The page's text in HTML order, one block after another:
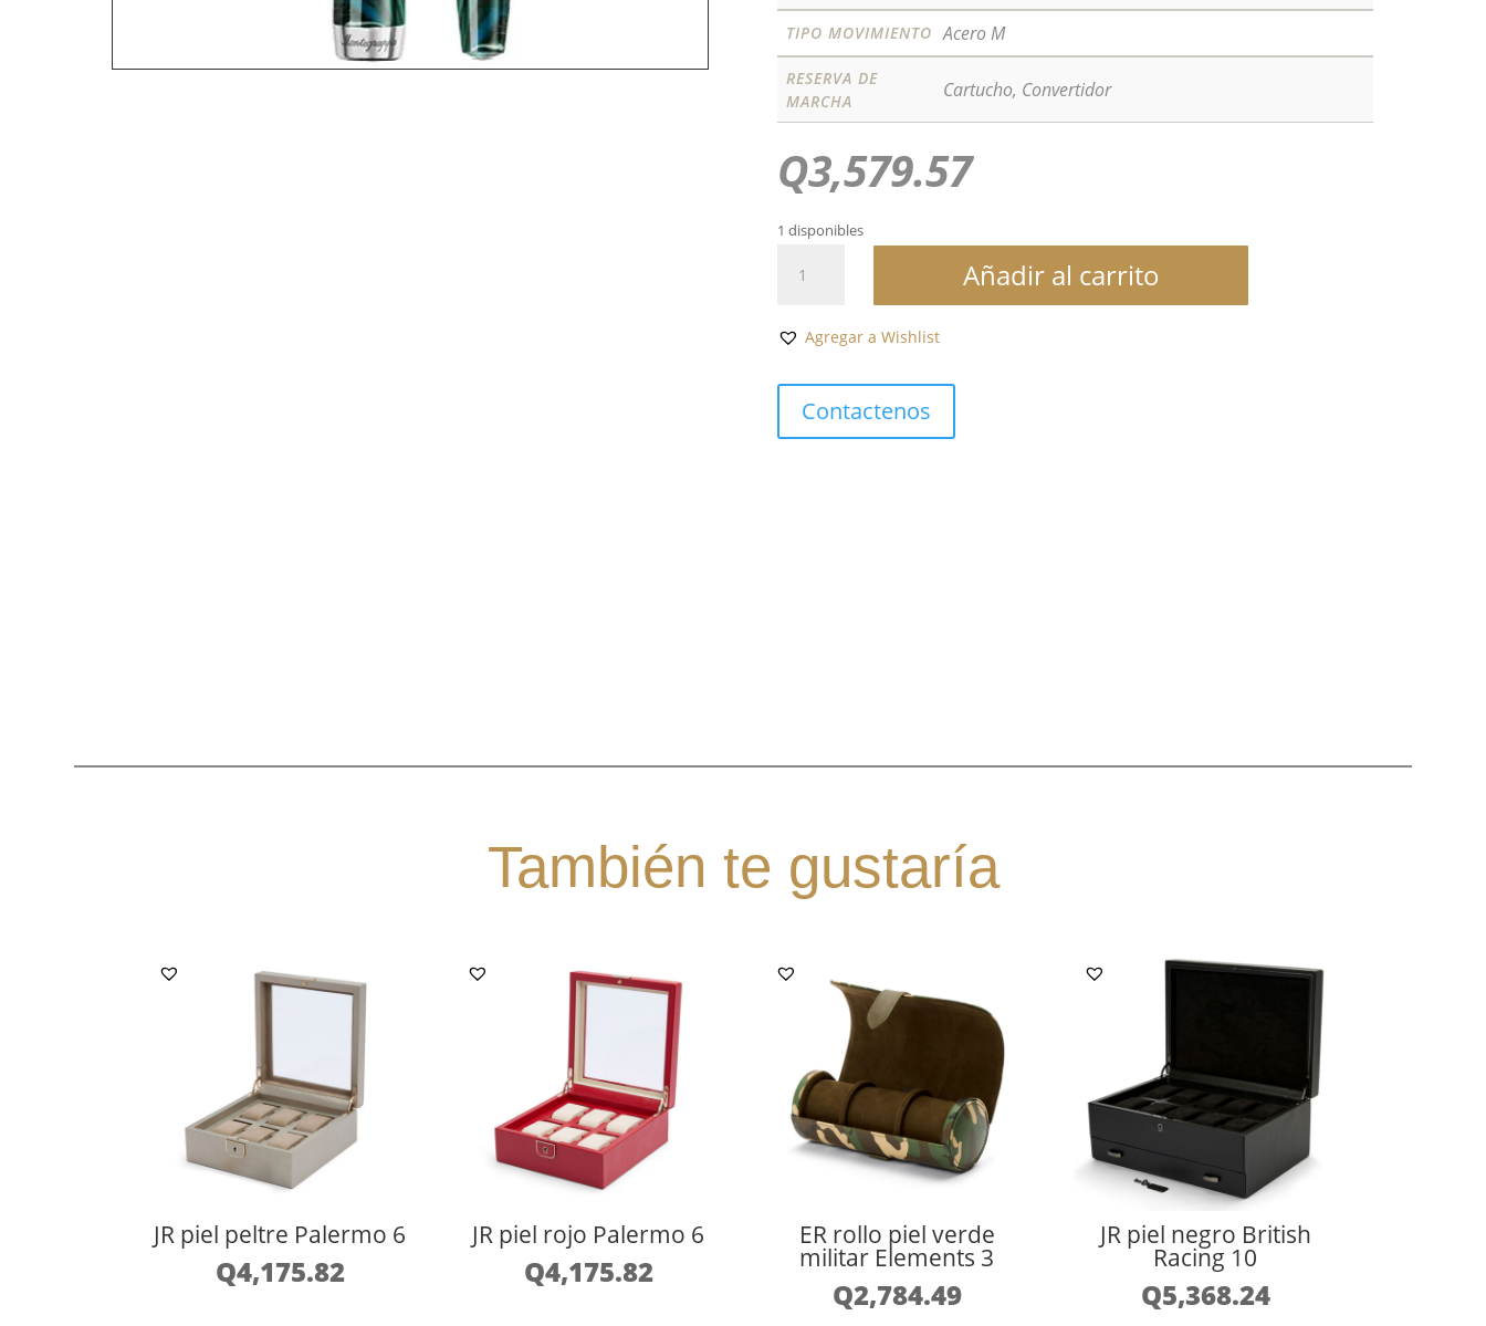
TIPO MOVIMIENTO Acero M
RESERVA DE
MARCHA
Cartucho, Convertidor
Q3,579.57
1 disponibles
Pen,
cantidad
Añadir al carrito
Agregar a Wishlist
Contactenos
También te gustaría
JR piel peltre Palermo 6
Q4,175.82
JR piel rojo Palermo 6
Q4,175.82
ER rollo piel verde
militar Elements 3
Q2,784.49
JR piel negro British
Racing 10
Q5,368.24